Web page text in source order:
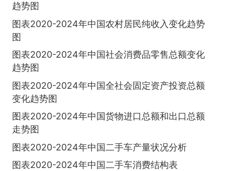
趋势图
图表2020-2024年中国农村居民纯收入变化趋势
图
图表2020-2024年中国社会消费品零售总额变化
趋势图
图表2020-2024年中国全社会固定资产投资总额
变化趋势图
图表2020-2024年中国货物进口总额和出口总额
走势图
图表2020-2024年中国二手车产量状况分析
图表2020-2024年中国二手车消费结构表